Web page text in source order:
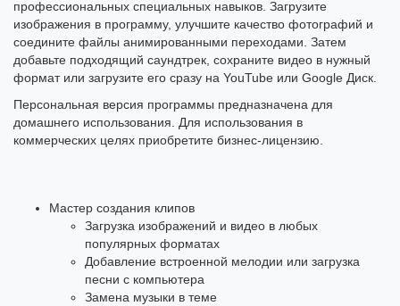
профессиональных специальных навыков. Загрузите
изображения в программу, улучшите качество фотографий и
соедините файлы анимированными переходами. Затем
добавьте подходящий саундтрек, сохраните видео в нужный
формат или загрузите его сразу на YouTube или Google Диск.
Персональная версия программы предназначена для
домашнего использования. Для использования в
коммерческих целях приобретите бизнес-лицензию.
Мастер создания клипов
Загрузка изображений и видео в любых
популярных форматах
Добавление встроенной мелодии или загрузка
песни с компьютера
Замена музыки в теме